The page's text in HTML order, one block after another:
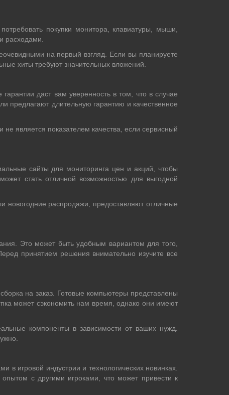
покупки монитора, клавиатуры, мыши,
расходами.
на первый взгляд. Если вы планируете
хиты требуют значительных вложений.
даст вам уверенность в том, что в случае
предлагают длительную гарантию и качественное
является показателем качества, если сервисный
сайты для мониторинга цен и акций, чтобы
стать отличной возможностью для выгодной
новогодние распродажи, предоставляют отличные
Это может быть удобным вариантом для того,
принятием решения внимательно изучите все
на заказ. Готовые компьютеры представлены
может сэкономить нам время, однако они имеют
компоненты в зависимости от ваших нужд.
в игровой индустрии и технологических новинках.
с другими игроками, что может привести к